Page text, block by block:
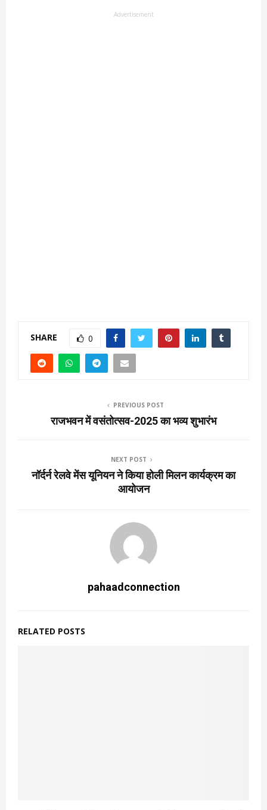
Advertisement
SHARE 0
PREVIOUS POST
राजभवन में वसंतोत्सव-2025 का भव्य शुभारंभ
NEXT POST
नॉर्दर्न रेलवे मेंस यूनियन ने किया होली मिलन कार्यक्रम का
आयोजन
pahaadconnection
RELATED POSTS